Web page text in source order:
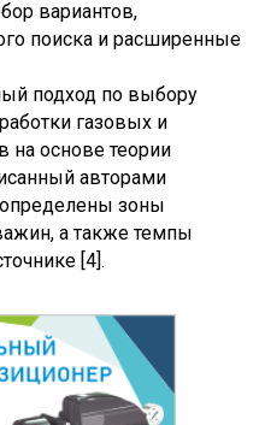
вариантов,
поиска и расширенные
подход по выбору
газовых и
на основе теории
авторами
зоны
а также темпы
[4].